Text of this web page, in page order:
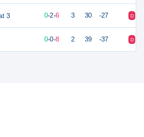
3 0-2-6 3 30 -27 D
0-0-8 2 39 -37 D